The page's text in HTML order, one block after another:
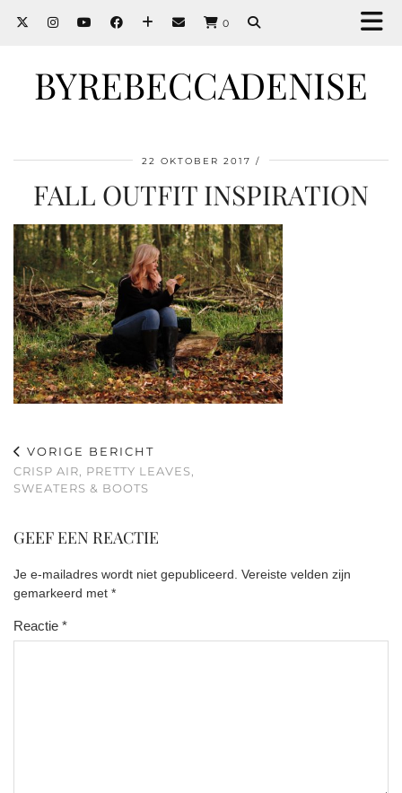
0
BYREBECCADENISE
22 OKTOBER 2017
FALL OUTFIT INSPIRATION
VORIGE BERICHT
CRISP AIR, PRETTY LEAVES,
SWEATERS & BOOTS
GEEF EEN REACTIE
Je e-mailadres wordt niet gepubliceerd. Vereiste velden zijn
gemarkeerd met *
Reactie *